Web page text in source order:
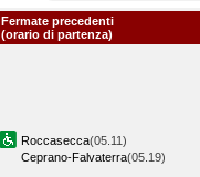
Fermate precedenti
(orario di partenza)
Roccasecca(05.11)
Ceprano-Falvaterra(05.19)